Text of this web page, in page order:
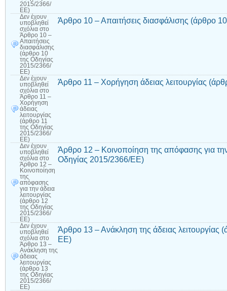
2015/2366/
ΕΕ)
Δεν έχουν
υποβληθεί
σχόλια στο
Άρθρο 10 –
Απαιτήσεις
διασφάλισης
(άρθρο 10
της Οδηγίας
2015/2366/
ΕΕ)
Άρθρο 10 – Απαιτήσεις διασφάλισης (άρθρο
Δεν έχουν
υποβληθεί
σχόλια στο
Άρθρο 11 –
Χορήγηση
άδειας
λειτουργίας
(άρθρο 11
της Οδηγίας
2015/2366/
ΕΕ)
Άρθρο 11 – Χορήγηση άδειας λειτουργίας
Δεν έχουν
υποβληθεί
σχόλια στο
Άρθρο 12 –
Κοινοποίηση
της
απόφασης
για την άδεια
λειτουργίας
(άρθρο 12
της Οδηγίας
2015/2366/
ΕΕ)
Άρθρο 12 – Κοινοποίηση της απόφασης για
Οδηγίας 2015/2366/ΕΕ)
Δεν έχουν
υποβληθεί
σχόλια στο
Άρθρο 13 –
Ανάκληση της
άδειας
λειτουργίας
(άρθρο 13
της Οδηγίας
2015/2366/
ΕΕ)
Άρθρο 13 – Ανάκληση της άδειας
ΕΕ)